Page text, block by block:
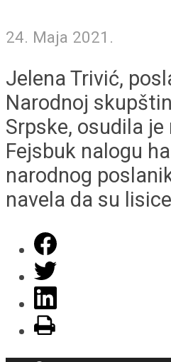
24. Maja 2021.
Jelena Trivić,
Narodnoj
Srpske, osudila je
Fejsbuk nalogu
narodnog
navela da su